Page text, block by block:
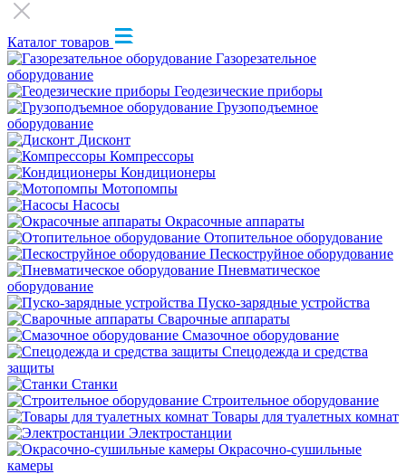
Каталог товаров
Газорезательное
оборудование
Геодезические приборы
Грузоподъемное
оборудование
Дисконт
Компрессоры
Кондиционеры
Мотопомпы
Насосы
Окрасочные аппараты
Отопительное оборудование
Пескоструйное оборудование
Пневматическое
оборудование
Пуско-зарядные устройства
Сварочные аппараты
Смазочное оборудование
Спецодежда и средства
защиты
Станки
Строительное оборудование
Товары для туалетных комнат
Электростанции
Окрасочно-сушильные
камеры